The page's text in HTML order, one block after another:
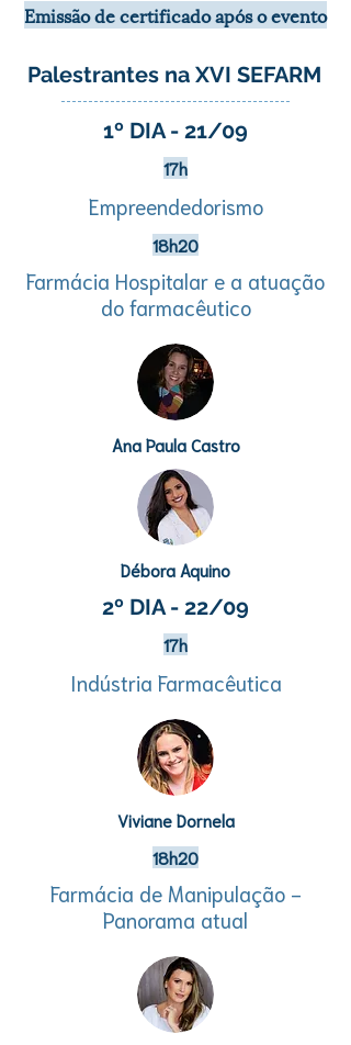
Emissão de certificado após o evento
Palestrantes na XVI SEFARM
1º DIA - 21/09
17h
Empreendedorismo
18h20
Farmácia Hospitalar e a atuação
do farmacêutico
Ana Paula Castro
Débora Aquino
2º DIA - 22/09
17h
Indústria Farmacêutica
Viviane Dornela
18h20
Farmácia de Manipulação -
Panorama atual